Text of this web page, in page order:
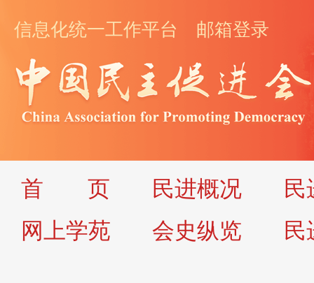
信息化统一工作平台 邮箱登录
首 页 民进概况
民
网上学苑
会史纵览 民